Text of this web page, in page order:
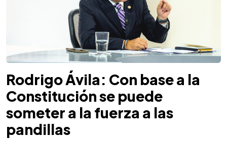
Rodrigo Ávila: Con base a la
Constitución se puede
someter a la fuerza a las
pandillas